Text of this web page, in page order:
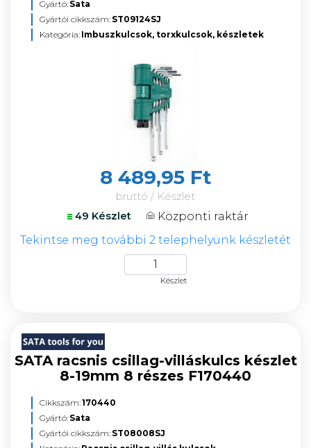
Gyártó: Sata
Gyártói cikkszám: ST09124SJ
Kategória: Imbuszkulcsok, torxkulcsok, készletek
8 489,95 Ft
bruttó / Készlet
49 Készlet
Központi raktár
Tekintse meg további 2 telephelyünk készletét
Készlet
SATA racsnis csillag-villáskulcs készlet
8-19mm 8 részes F170440
Cikkszám:170440
Gyártó: Sata
Gyártói cikkszám: ST08008SJ